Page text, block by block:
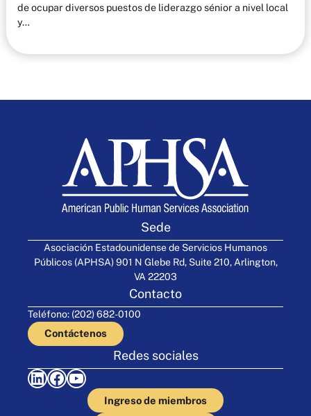
de ocupar diversos puestos de liderazgo sénior a nivel local
y…
Sede
Asociación Estadounidense de Servicios Humanos
Públicos (APHSA) 901 N Glebe Rd, Suite 210, Arlington,
VA 22203
Contacto
Teléfono: (202) 682-0100
Contáctenos
Redes sociales
LinkedIn Facebook YouTube
Ingreso de miembros